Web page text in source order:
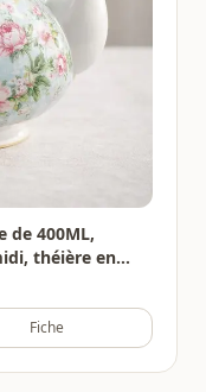
de 400ML,
théière en
Fiche